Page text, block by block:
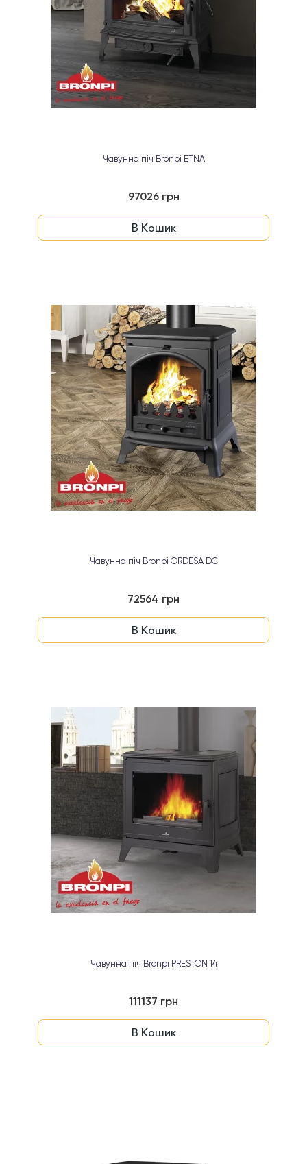
Чавунна піч Bronpi ETNA
97026 грн
В Кошик
Чавунна піч Bronpi ORDESA DC
72564 грн
В Кошик
Чавунна піч Bronpi PRESTON 14
111137 грн
В Кошик